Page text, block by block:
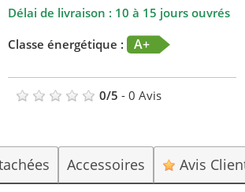
Délai de livraison : 10 à 15 jours ouvrés
Classe énergétique :
A+
0/5 - 0 Avis
Accessoires Avis